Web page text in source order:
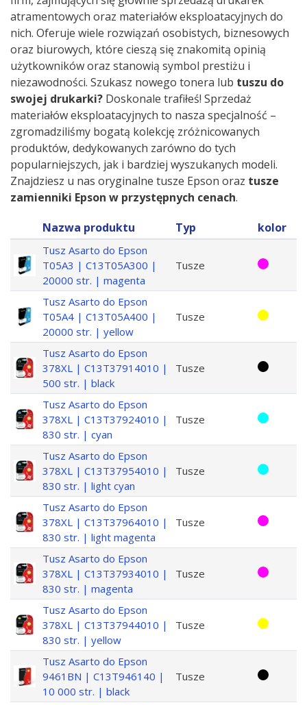
atramentowych oraz materiałów eksploatacyjnych do
nich. Oferuje wiele rozwiązań osobistych, biznesowych
oraz biurowych, które cieszą się znakomitą opinią
użytkowników oraz stanowią symbol prestiżu i
niezawodności. Szukasz nowego tonera lub tuszu do
swojej drukarki? Doskonale trafiłeś! Sprzedaż
materiałów eksploatacyjnych to nasza specjalność –
zgromadziliśmy bogatą kolekcję zróżnicowanych
produktów, dedykowanych zarówno do tych
popularniejszych, jak i bardziej wyszukanych modeli.
Znajdziesz u nas oryginalne tusze Epson oraz tusze
zamienniki Epson w przystępnych cenach.
Nazwa produktu
Typ kolor
Tusz Asarto do Epson
T05A3 | C13T05A300 |
20000 str. | magenta
Tusze
Tusz Asarto do Epson
T05A4 | C13T05A400 |
20000 str. | yellow
Tusze
Tusz Asarto do Epson
378XL | C13T37914010 |
500 str. | black
Tusze
Tusz Asarto do Epson
378XL | C13T37924010 |
830 str. | cyan
Tusze
Tusz Asarto do Epson
378XL | C13T37954010 |
830 str. | light cyan
Tusze
Tusz Asarto do Epson
378XL | C13T37964010 |
830 str. | light magenta
Tusze
Tusz Asarto do Epson
378XL | C13T37934010 |
830 str. | magenta
Tusze
Tusz Asarto do Epson
378XL | C13T37944010 |
830 str. | yellow
Tusze
Tusz Asarto do Epson
9461BN | C13T946140 |
10 000 str. | black
Tusze